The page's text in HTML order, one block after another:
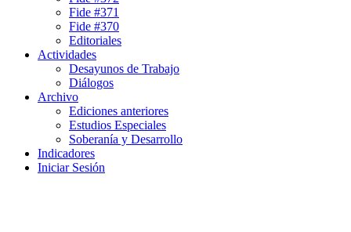
Fide #371
Fide #370
Editoriales
Actividades
Desayunos de Trabajo
Diálogos
Archivo
Ediciones anteriores
Estudios Especiales
Soberanía y Desarrollo
Indicadores
Iniciar Sesión